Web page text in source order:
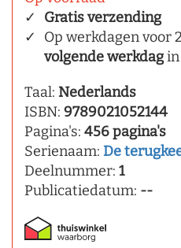
Gratis verzending
Op werkdagen voor
volgende werkdagin
Taal: Nederlands
ISBN: 9789021052144
Pagina's: 456 pagina's
Serienaam: De
Deelnummer: 1
Publicatiedatum: --